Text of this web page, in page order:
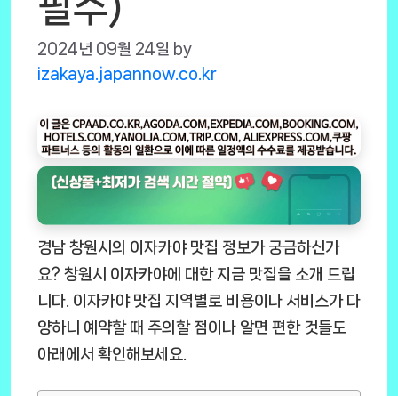
필수)
2024년 09월 24일 by
izakaya.japannow.co.kr
경남 창원시의 이자카야 맛집 정보가 궁금하신가
요? 창원시 이자카야에 대한 지금 맛집을 소개 드립
니다. 이자카야 맛집 지역별로 비용이나 서비스가 다
양하니 예약할 때 주의할 점이나 알면 편한 것들도
아래에서 확인해보세요.